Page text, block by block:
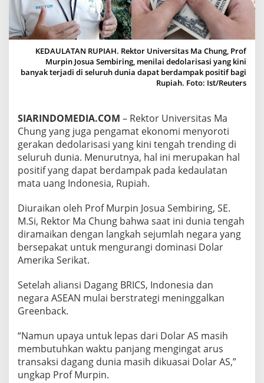
E
D
O
L
A
R
I
B
A
K
A
L
A
N
K
A
K
E
U
L
A
N
R
U
P
KEDAULATAN RUPIAH. Rektor Universitas Ma Chung, Prof
Murpin Josua Sembiring, menilai dedolarisasi yang kini
banyak terjadi di seluruh dunia dapat berdampak positif bagi
Rupiah. Foto: Ist/Reuters
SIARINDOMEDIA.COM – Rektor Universitas Ma
Chung yang juga pengamat ekonomi menyoroti
gerakan dedolarisasi yang kini tengah trending di
seluruh dunia. Menurutnya, hal ini merupakan hal
positif yang dapat berdampak pada kedaulatan
mata uang Indonesia, Rupiah.
Diuraikan oleh Prof Murpin Josua Sembiring, SE.
M.Si, Rektor Ma Chung bahwa saat ini dunia tengah
diramaikan dengan langkah sejumlah negara yang
bersepakat untuk mengurangi dominasi Dolar
Amerika Serikat.
Setelah aliansi Dagang BRICS, Indonesia dan
negara ASEAN mulai berstrategi meninggalkan
Greenback.
“Namun upaya untuk lepas dari Dolar AS masih
membutuhkan waktu panjang mengingat arus
transaksi dagang dunia masih dikuasai Dolar AS,”
ungkap Prof Murpin.